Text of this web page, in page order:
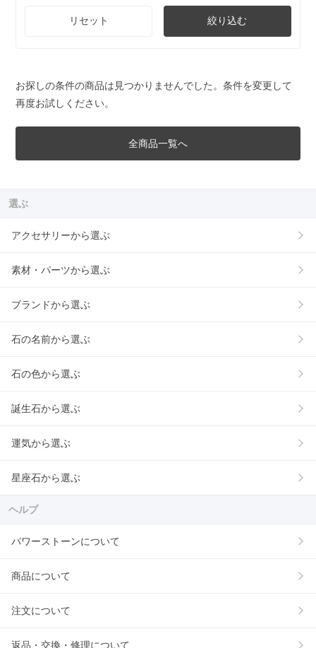
リセット 絞り込む
お探しの条件の商品は見つかりませんでした。条件を変更して
再度お試しください。
全商品一覧へ
選ぶ
アクセサリーから選ぶ
素材・パーツから選ぶ
ブランドから選ぶ
石の名前から選ぶ
石の色から選ぶ
誕生石から選ぶ
運気から選ぶ
星座石から選ぶ
ヘルプ
パワーストーンについて
商品について
注文について
返品・交換・修理について